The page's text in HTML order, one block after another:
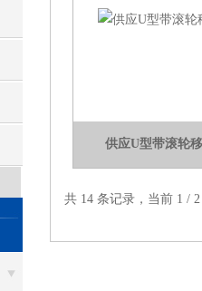
供应U型带滚轮
共 14 条记录，当前 1